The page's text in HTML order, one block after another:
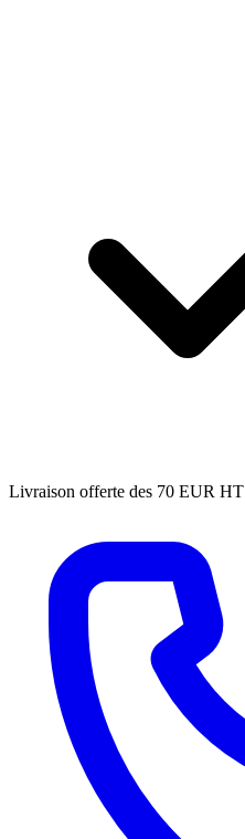
Livraison offerte des 70 EUR HT